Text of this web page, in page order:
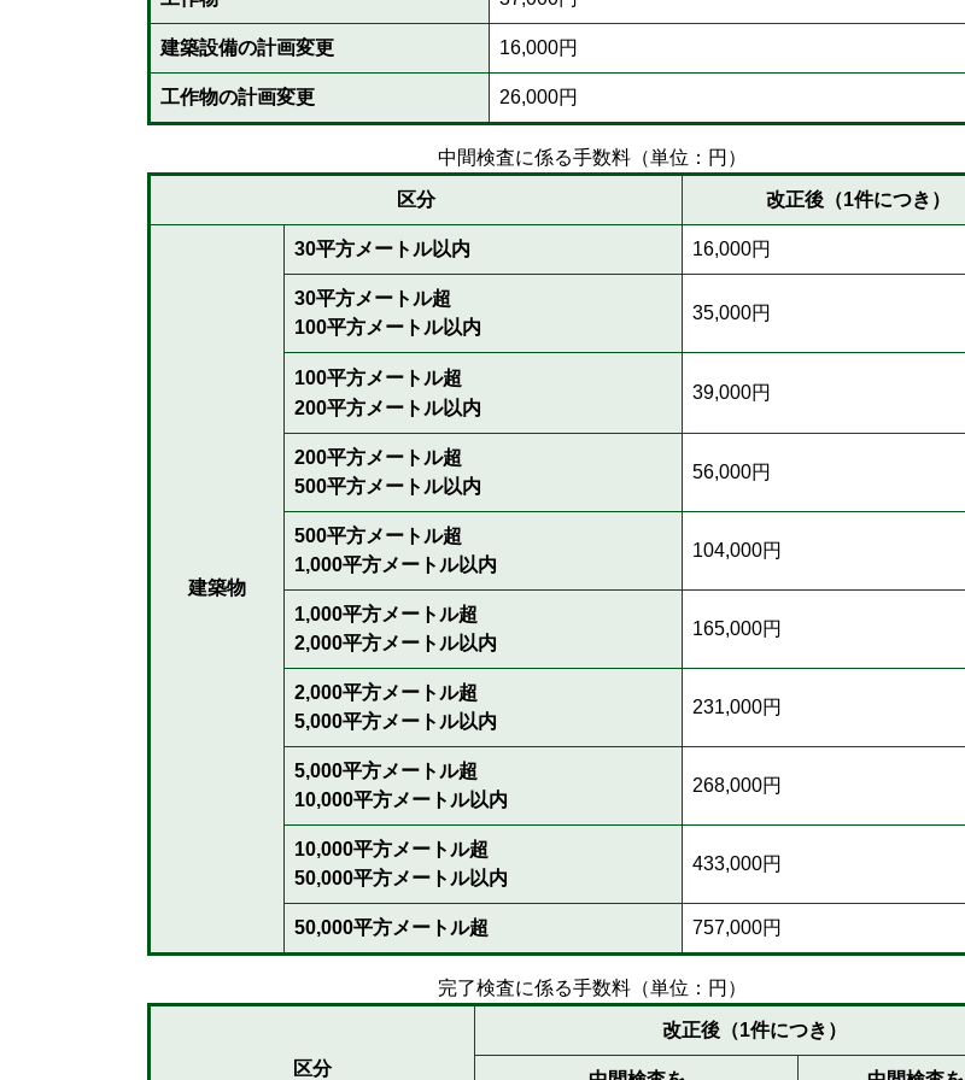
建築設備の計画変更 16,000円
工作物の計画変更 26,000円
中間検査に係る手数料（単位：円）
区分 改正後（1件につき）
建築物
30平方メートル以内 16,000円
30平方メートル超
100平方メートル以内
35,000円
100平方メートル超
200平方メートル以内
39,000円
200平方メートル超
500平方メートル以内
56,000円
500平方メートル超
1,000平方メートル以内
104,000円
1,000平方メートル超
2,000平方メートル以内
165,000円
2,000平方メートル超
5,000平方メートル以内
231,000円
5,000平方メートル超
10,000平方メートル以内
268,000円
10,000平方メートル超
50,000平方メートル以内
433,000円
50,000平方メートル超 757,000円
完了検査に係る手数料（単位：円）
区分
改正後（1件につき）